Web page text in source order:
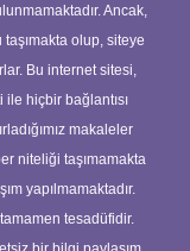
Ancak,
olup, siteye
Bu internet sitesi,
hiçbir bağlantısı
makaleler
niteliği taşımamakta
yapılmamaktadır.
tesadüfidir.